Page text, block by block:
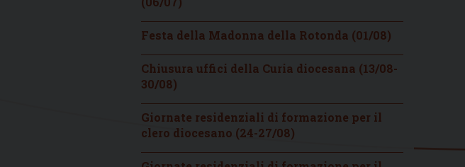
Festa della Madonna della Rotonda (01/08)
Chiusura uffici della Curia diocesana (13/08-
30/08)
Giornate residenziali di formazione per il
clero diocesano (24-27/08)